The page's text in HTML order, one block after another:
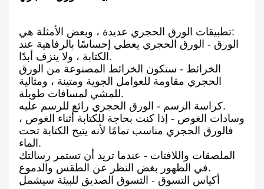
تطبيقات الورق الحجري عديدة ، وبعض الأمثلة هي:
الورق - الورق الحجري يعطي إحساسًا بالرفاهية عند
الكتابة ، ولا ينزف أبدًا.
الخرائط - ستكون الخرائط المصنوعة من الورق
الحجري مقاومة للعوامل الجوية ومتينة ، ومثالية
للمشي لمسافات طويلة.
كراسة الرسم - الورق الحجري رائع للرسم عليه.
وسادات الغوص - إذا كنت بحاجة للكتابة أثناء الغوص ،
فالورق الحجري مناسب تمامًا لأنه يتيح الكتابة تحت
الماء.
الملصقات واللافتات - عندما تريد أن تستمر رسالتك
في الظهور بغض النظر عن الطقس والدموع.
أكياس التسوق - التسوق الصديق للبيئة سيشمل